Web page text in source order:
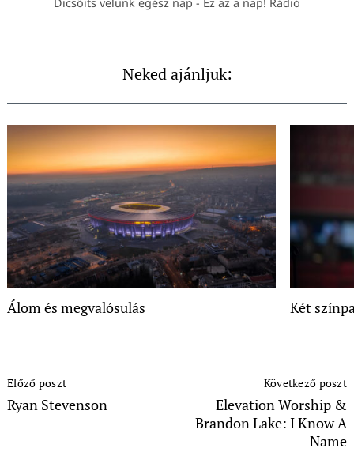
Dicsőíts velünk egész nap - Ez az a nap! Rádió
Neked ajánljuk:
Álom és megvalósulás Két
Navigation
Előző poszt
Ryan Stevenson
Következő poszt
Elevation Worship &
Brandon Lake: I Know A
Name